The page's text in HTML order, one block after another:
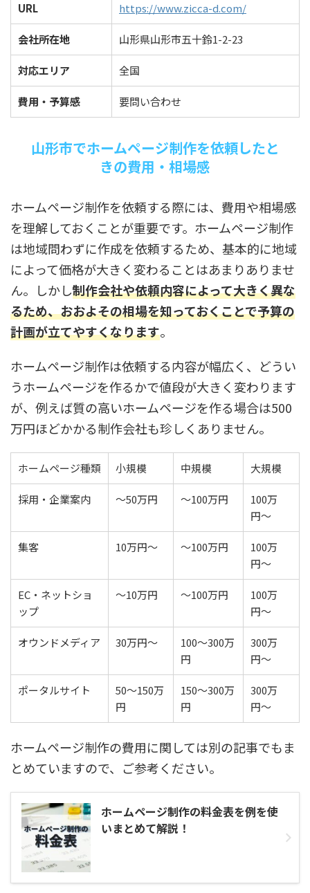
URL https://www.zicca-d.com/
会社所在地 山形県山形市五十鈴1-2-23
対応エリア 全国
費用・予算感 要問い合わせ
山形市でホームページ制作を依頼したと
きの費用・相場感
ホームページ制作を依頼する際には、費用や相場感
を理解しておくことが重要です。ホームページ制作
は地域問わずに作成を依頼するため、基本的に地域
によって価格が大きく変わることはあまりありませ
ん。しかし制作会社や依頼内容によって大きく異な
るため、おおよその相場を知っておくことで予算の
計画が立てやすくなります。
ホームページ制作は依頼する内容が幅広く、どうい
うホームページを作るかで値段が大きく変わります
が、例えば質の高いホームページを作る場合は500
万円ほどかかる制作会社も珍しくありません。
ホームページ種類 小規模 中規模 大規模
採用・企業案内 〜50万円 〜100万円
100万
円〜
集客 10万円〜 〜100万円
100万
円〜
EC・ネットショ
ップ
〜10万円 〜100万円
100万
円〜
オウンドメディア 30万円〜
100〜300万
円
300万
円〜
ポータルサイト
50〜150万
円
150〜300万
円
300万
円〜
ホームページ制作の費用に関しては別の記事でもま
とめていますので、ご参考ください。
ホームページ制作の料金表を例を使
いまとめて解説！